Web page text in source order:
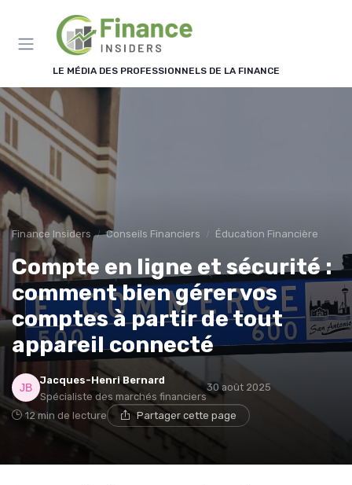
LE MÉDIA DES PROFESSIONNELS DE LA FINANCE
Finance Insiders Conseils Financiers Éducation Financière
Compte en ligne et sécurité :
comment bien gérer vos
comptes à partir de tout
appareil connecté
Jacques-Henri Bernard
Spécialiste des marchés financiers
30 août 2025
12 min de lecture Partager cette page